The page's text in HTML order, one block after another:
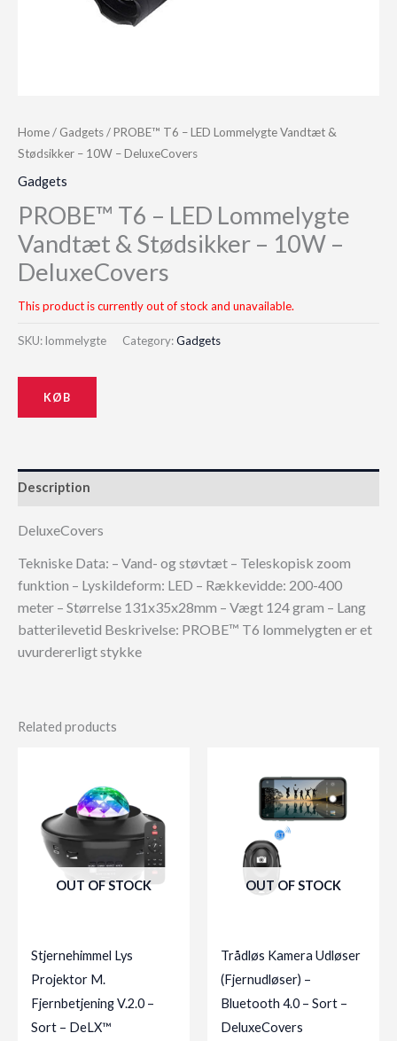
Home/ Gadgets/ PROBE™ T6 – LED Lommelygte Vandtæt &
Stødsikker – 10W – DeluxeCovers
Gadgets
PROBE™ T6 – LED Lommelygte
Vandtæt & Stødsikker – 10W –
DeluxeCovers
This product is currently out of stock and unavailable.
SKU: lommelygte Category:Gadgets
KØB
Description
DeluxeCovers
Tekniske Data: – Vand- og støvtæt – Teleskopisk zoom
funktion – Lyskildeform: LED – Rækkevidde: 200-400
meter – Størrelse 131x35x28mm – Vægt 124 gram – Lang
batterilevetid Beskrivelse: PROBE™ T6 lommelygten er et
uvurdererligt stykke
Related products
OUT OF STOCK
Stjernehimmel Lys
Projektor M.
Fjernbetjening V.2.0 –
Sort – DeLX™
OUT OF STOCK
Trådløs Kamera Udløser
(Fjernudløser) –
Bluetooth 4.0 – Sort –
DeluxeCovers